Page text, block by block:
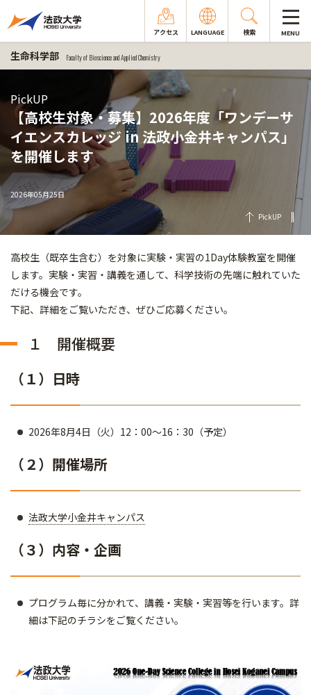
アクセス LANGUAGE 検索 MENU
生命科学部 Faculty of Bioscience and Applied Chemistry
PickUP
【高校生対象・募集】2026年度「ワンデーサ
イエンスカレッジ in 法政小金井キャンパス」
を開催します
2026年05月25日
PickUP
高校生（既卒生含む）を対象に実験・実習の1Day体験教室を開催
します。実験・実習・講義を通して、科学技術の先端に触れていた
だける機会です。
下記、詳細をご覧いただき、ぜひご応募ください。
１ 開催概要
（１）日時
2026年8月4日（火）12：00～16：30（予定）
（２）開催場所
法政大学小金井キャンパス
（３）内容・企画
プログラム毎に分かれて、講義・実験・実習等を行います。詳
細は下記のチラシをご覧ください。